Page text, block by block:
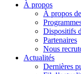
À propos
À propos
Dispositifs
Partenaires
Nous
Actualités
Dernières